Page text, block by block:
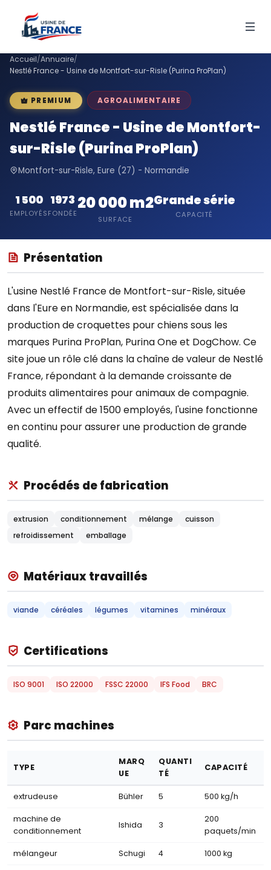
Accueil/Annuaire/
Nestlé France - Usine de Montfort-sur-Risle (Purina ProPlan)
PREMIUM AGROALIMENTAIRE
Nestlé France - Usine de Montfort-
sur-Risle (Purina ProPlan)
Montfort-sur-Risle, Eure (27) - Normandie
1 500
EMPLOYÉS
1973
FONDÉE
20 000 m2
SURFACE
Grande série
CAPACITÉ
Présentation
L'usine Nestlé France de Montfort-sur-Risle, située
dans l'Eure en Normandie, est spécialisée dans la
production de croquettes pour chiens sous les
marques Purina ProPlan, Purina One et DogChow. Ce
site joue un rôle clé dans la chaîne de valeur de Nestlé
France, répondant à la demande croissante de
produits alimentaires pour animaux de compagnie.
Avec un effectif de 1500 employés, l'usine fonctionne
en continu pour assurer une production de grande
qualité.
Procédés de fabrication
extrusion conditionnement mélange
cuisson
refroidissement
emballage
Matériaux travaillés
viande céréales légumes vitamines minéraux
Certifications
ISO 9001 ISO 22000 FSSC 22000 IFS Food BRC
Parc machines
TYPE
MARQ
UE
QUANTI
TÉ
CAPACITÉ
extrudeuse Bühler 5 500 kg/h
machine de
conditionnement
Ishida 3
200
paquets/min
mélangeur Schugi 4 1000 kg